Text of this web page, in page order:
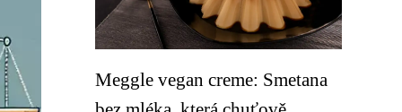
Meggle vegan creme: Smetana